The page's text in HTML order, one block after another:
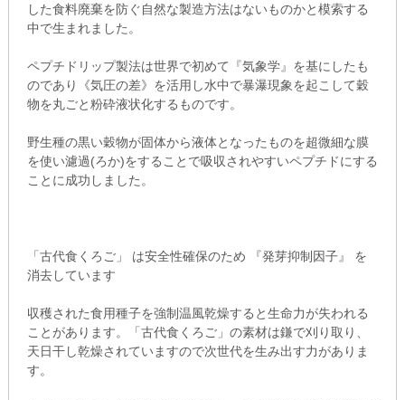
した食料廃棄を防ぐ自然な製造方法はないものかと模索する
中で生まれました。
ペプチドリップ製法は世界で初めて『気象学』を基にしたも
のであり《気圧の差》を活用し水中で暴瀑現象を起こして穀
物を丸ごと粉砕液状化するものです。
野生種の黒い穀物が固体から液体となったものを超微細な膜
を使い濾過(ろか)をすることで吸収されやすいペプチドにする
ことに成功しました。
「古代食くろご」 は安全性確保のため 『発芽抑制因子』 を
消去しています
収穫された食用種子を強制温風乾燥すると生命力が失われる
ことがあります。「古代食くろご」の素材は鎌で刈り取り、
天日干し乾燥されていますので次世代を生み出す力がありま
す。